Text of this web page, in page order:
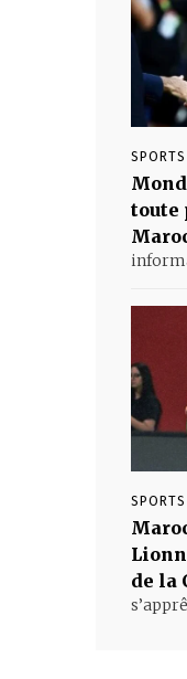
SPORTS
toute
SPORTS
de la